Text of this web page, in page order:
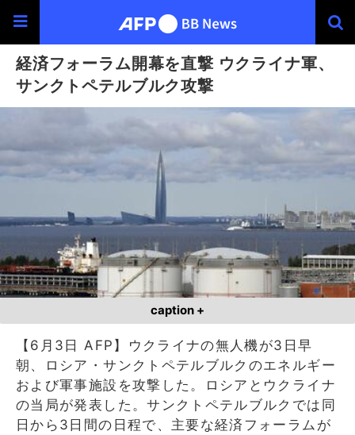
経済フォーラム開幕を直撃 ウクライナ軍、
サンクトペテルブルク攻撃
caption +
【6月3日 AFP】ウクライナの無人機が3日早
朝、ロシア・サンクトペテルブルクのエネルギー
および軍事施設を攻撃した。ロシアとウクライナ
の当局が発表した。サンクトペテルブルクでは同
日から3日間の日程で、主要な経済フォーラムが